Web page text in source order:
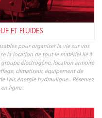
ET FLUIDES
pour organiser la vie sur vos
la location de tout le matériel lié à
électrogène, location armoire
climatiseur, équipement de
l'air, énergie hydraulique... Réservez
ligne.